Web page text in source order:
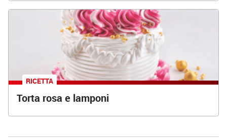
RICETTA
Torta rosa e lamponi